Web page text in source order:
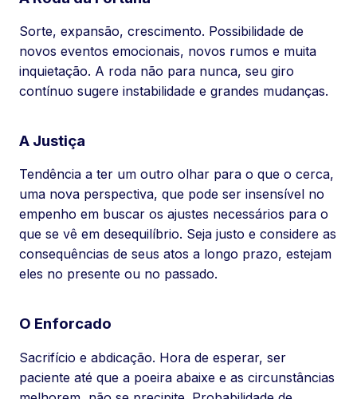
Sorte, expansão, crescimento. Possibilidade de
novos eventos emocionais, novos rumos e muita
inquietação. A roda não para nunca, seu giro
contínuo sugere instabilidade e grandes mudanças.
A Justiça
Tendência a ter um outro olhar para o que o cerca,
uma nova perspectiva, que pode ser insensível no
empenho em buscar os ajustes necessários para o
que se vê em desequilíbrio. Seja justo e considere as
consequências de seus atos a longo prazo, estejam
eles no presente ou no passado.
O Enforcado
Sacrifício e abdicação. Hora de esperar, ser
paciente até que a poeira abaixe e as circunstâncias